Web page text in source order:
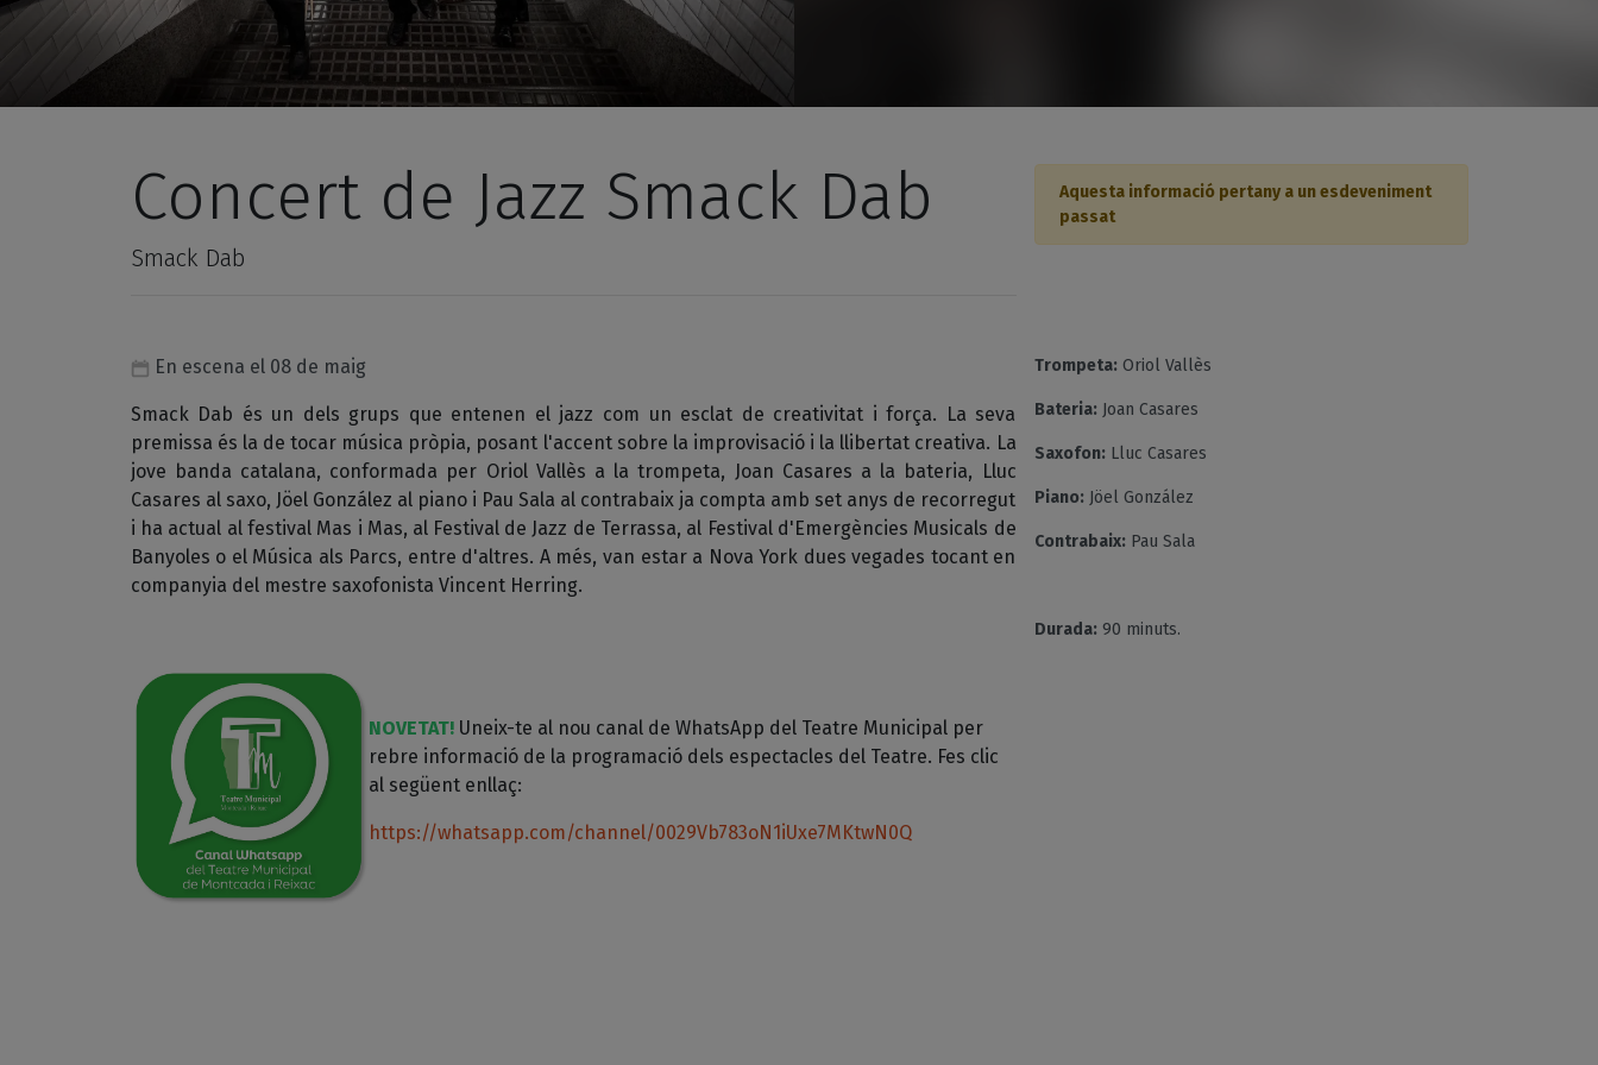
Concert de Jazz Smack Dab
Smack Dab
Aquesta informació pertany a un esdeveniment
passat
En escena el 08 de maig
Smack Dab és un dels grups que entenen el jazz com un esclat de creativitat i força. La seva
premissa és la de tocar música pròpia, posant l'accent sobre la improvisació i la llibertat creativa. La
jove banda catalana, conformada per Oriol Vallès a la trompeta, Joan Casares a la bateria, Lluc
Casares al saxo, Jöel González al piano i Pau Sala al contrabaix ja compta amb set anys de recorregut
i ha actual al festival Mas i Mas, al Festival de Jazz de Terrassa, al Festival d'Emergències Musicals de
Banyoles o el Música als Parcs, entre d'altres. A més, van estar a Nova York dues vegades tocant en
companyia del mestre saxofonista Vincent Herring.
NOVETAT! Uneix-te al nou canal de WhatsApp del Teatre Municipal per
rebre informació de la programació dels espectacles del Teatre. Fes clic
al següent enllaç:
https://whatsapp.com/channel/0029Vb783oN1iUxe7MKtwN0Q
Trompeta:Oriol Vallès
Bateria:Joan Casares
Saxofon:Lluc Casares
Piano:Jöel González
Contrabaix:Pau Sala
Durada:90 minuts.